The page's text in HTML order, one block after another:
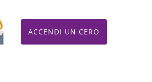
ACCENDI UN CERO